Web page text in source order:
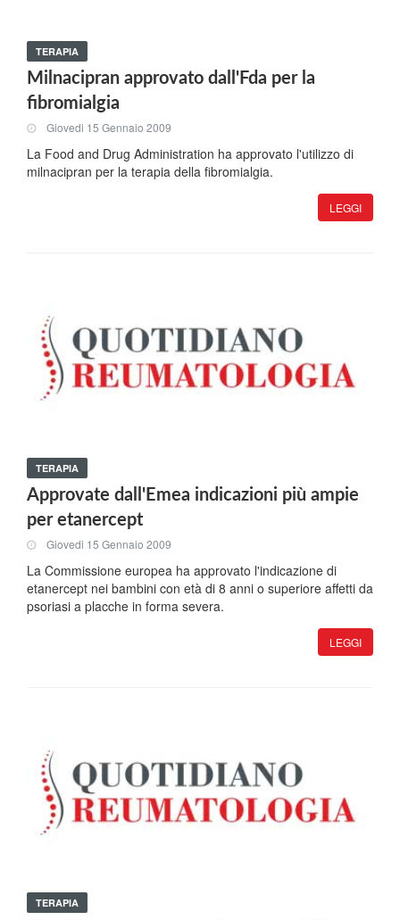
TERAPIA
Milnacipran approvato dall'Fda per la
fibromialgia
Giovedi 15 Gennaio 2009
La Food and Drug Administration ha approvato l'utilizzo di
milnacipran per la terapia della fibromialgia.
LEGGI
TERAPIA
Approvate dall'Emea indicazioni più ampie
per etanercept
Giovedi 15 Gennaio 2009
La Commissione europea ha approvato l'indicazione di
etanercept nei bambini con età di 8 anni o superiore affetti da
psoriasi a placche in forma severa.
LEGGI
TERAPIA